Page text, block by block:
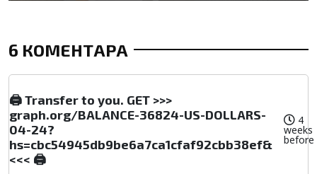
6 КОМЕНТАРА
🖨 Transfer to you. GET >>>
graph.org/BALANCE-36824-US-DOLLARS-
04-24?
hs=cbc54945db9be6a7ca1cfaf92cbb38ef&
<<< 🖨
4
weeks
before